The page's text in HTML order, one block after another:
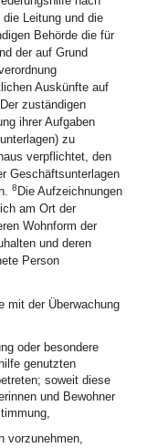
die Leitung und die
Behörde die für
der auf Grund
Auskünfte auf
Der zuständigen
ihrer Aufgaben
zu
verpflichtet, den
Geschäftsunterlagen
8 Die Aufzeichnungen
am Ort der
Wohnform der
und deren
Person
mit der Überwachung
oder besondere
genutzten
soweit diese
und Bewohner
vorzunehmen,